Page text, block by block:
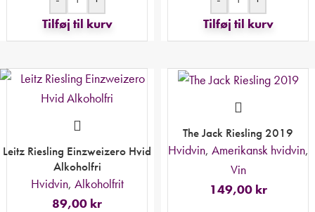
Tilføj til kurv
Tilføj til kurv
Leitz Riesling Einzweizero Hvid
Alkoholfri
Hvidvin, Alkoholfrit
89,00 kr
The Jack Riesling 2019
Hvidvin, Amerikansk hvidvin,
Vin
149,00 kr